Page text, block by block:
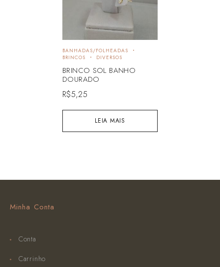
LEIA MAIS
BANHADAS/FOLHEADAS
BRINCOS
DIVERSOS
BRINCO SOL BANHO
DOURADO
R$5,25
Minha Conta
Conta
Carrinho